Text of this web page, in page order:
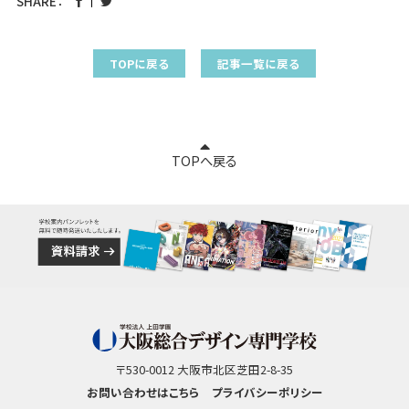
TOPに戻る 記事一覧に戻る
TOPへ戻る
〒530-0012 大阪市北区芝田2-8-35
お問い合わせはこちら
プライバシーポリシー